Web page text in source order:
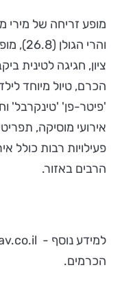
מופע זריחה של מירי
והרי
ציון, חגיגה לטינית
הכרם, טיול מיוחד
'פיטר-פן' 'טינקרבל'
אירועי מוסיקה,
פעילויות רבות כולל
הרבים באזור.
הכרמים.